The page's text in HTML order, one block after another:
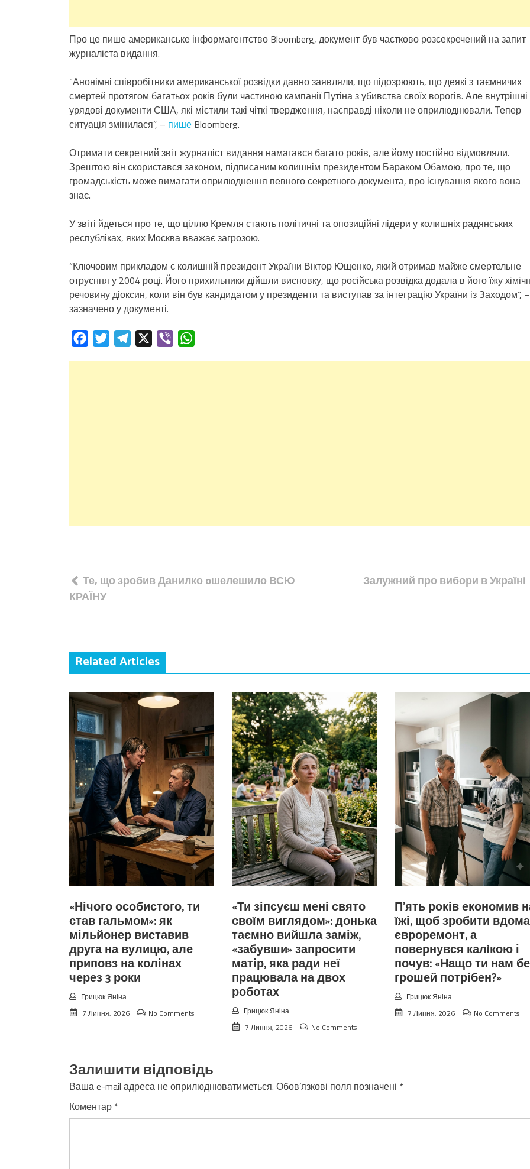
Про це пише американське інформагентство Bloomberg, документ був частково розсекречений на запит
журналіста видання.
“Анонімні співробітники американської розвідки давно заявляли, що підозрюють, що деякі з таємничих
смертей протягом багатьох років були частиною кампанії Путіна з убивства своїх ворогів. Але внутрішні
урядові документи США, які містили такі чіткі твердження, насправді ніколи не оприлюднювали. Тепер
ситуація змінилася”, – пише Bloomberg.
Отримати секретний звіт журналіст видання намагався багато років, але йому постійно відмовляли.
Зрештою він скористався законом, підписаним колишнім президентом Бараком Обамою, про те, що
громадськість може вимагати оприлюднення певного секретного документа, про існування якого вона
знає.
У звіті йдеться про те, що ціллю Кремля стають політичні та опозиційні лідери у колишніх радянських
республіках, яких Москва вважає загрозою.
“Ключовим прикладом є колишній президент України Віктор Ющенко, який отримав майже смертельне
отруєння у 2004 році. Його прихильники дійшли висновку, що російська розвідка додала в його їжу
речовину діоксин, коли він був кандидатом у президенти та виступав за інтеграцію України із Заходом”, –
зазначено у документі.
FacebookTwitterTelegram Viber
Навігація
записів
Те, що зробив Данилко oшелешило ВСЮ
КРАЇНУ
Залужний про вибори в Україні
Related Articles
«Нічого особистого, ти
став гальмом»: як
мільйонер виставив
друга на вулицю, але
приповз на колінах
через 3 роки
Грицюк Яніна
7 Липня, 2026
No Comments
«Ти зіпсуєш мені свято
своїм виглядом»: донька
таємно вийшла заміж,
«забувши» запросити
матір, яка ради неї
працювала на двох
роботах
Грицюк Яніна
7 Липня, 2026
No Comments
П’ять років економив
їжі, щоб зробити вдома
євроремонт, а
повернувся калiкою і
почув: «Нащо ти нам
грошей потрібен?»
Грицюк Яніна
7 Липня, 2026
No Comments
Залишити відповідь
Ваша e-mail адреса не оприлюднюватиметься. Обов’язкові поля позначені *
Коментар *